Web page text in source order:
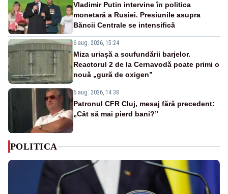
Vladimir Putin intervine în politica
monetară a Rusiei. Presiunile asupra
Băncii Centrale se intensifică
6 aug. 2026, 15:24
Miza uriașă a scufundării barjelor.
Reactorul 2 de la Cernavodă poate primi o
nouă „gură de oxigen”
6 aug. 2026, 14:38
Patronul CFR Cluj, mesaj fără precedent:
„Cât să mai pierd bani?”
POLITICA